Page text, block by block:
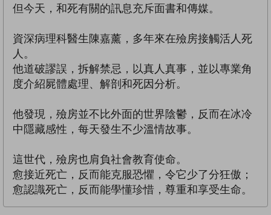
但今天，和死有關的訊息充斥面書和傳媒。
資深病理科醫生陳嘉薰，多年來在殮房接觸活人死
人。
他道破謬誤，拆解禁忌，以真人真事，並以專業角
度介紹屍體處理、解剖和死因分析。
他發現，殮房並不比外面的世界陰鬱，反而在冰冷
中隱藏感性，每天發生不少溫情故事。
這世代，殮房也肩負社會教育使命。
愈接近死亡，反而能克服恐懼，令它少了分狂傲；
愈認識死亡，反而能學懂珍惜，尊重和享受生命。